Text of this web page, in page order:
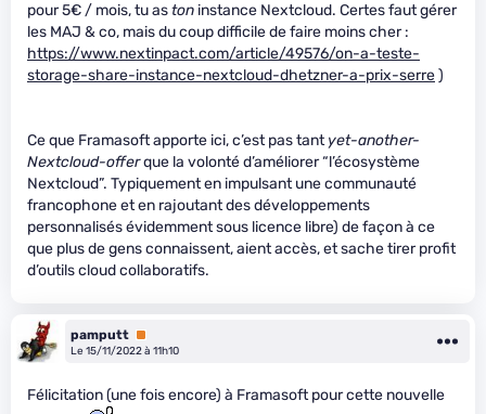
pour 5€ / mois, tu aston instance Nextcloud. Certes faut gérer
les MAJ & co, mais du coup difficile de faire moins cher :
https://www.nextinpact.com/article/49576/on-a-teste-
storage-share-instance-nextcloud-dhetzner-a-prix-serre)
Ce que Framasoft apporte ici, c’est pas tantyet-another-
Nextcloud-offerque la volonté d’améliorer “l’écosystème
Nextcloud”. Typiquement en impulsant une communauté
francophone et en rajoutant des développements
personnalisés évidemment sous licence libre) de façon à ce
que plus de gens connaissent, aient accès, et sache tirer profit
d’outils cloud collaboratifs.
pamputt Premium
Le 15/11/2022 à 11h10
Félicitation (une fois encore) à Framasoft pour cette nouvelle